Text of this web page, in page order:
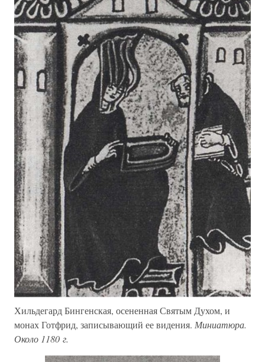
Хильдегард Бингенская, осененная Святым Духом, и
монах Готфрид, записывающий ее видения. Миниатюра.
Около 1180 г.